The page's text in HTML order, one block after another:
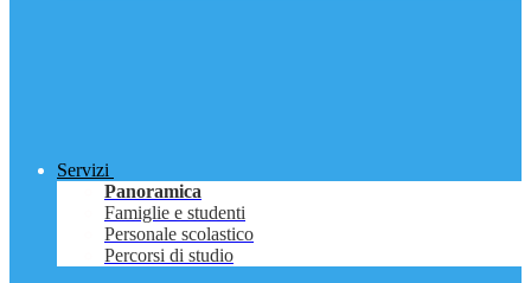
Servizi
Panoramica
Famiglie e studenti
Personale scolastico
Percorsi di studio